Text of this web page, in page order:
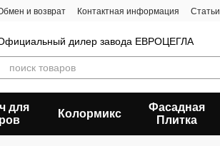
и возврат Контактная информация Статьи
дилер завода ЕВРОЦЕГЛА
для
Колормикс
Фасадная
Плитка